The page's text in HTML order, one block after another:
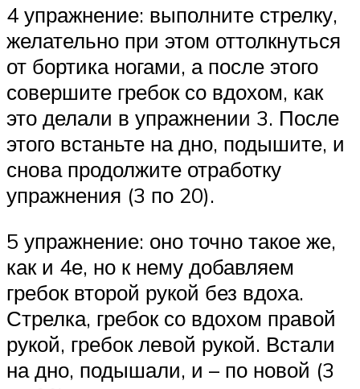
4 упражнение: выполните стрелку,
желательно при этом оттолкнуться
от бортика ногами, а после этого
совершите гребок со вдохом, как
это делали в упражнении 3. После
этого встаньте на дно, подышите, и
снова продолжите отработку
упражнения (3 по 20).
5 упражнение: оно точно такое же,
как и 4е, но к нему добавляем
гребок второй рукой без вдоха.
Стрелка, гребок со вдохом правой
рукой, гребок левой рукой. Встали
на дно, подышали, и – по новой (3